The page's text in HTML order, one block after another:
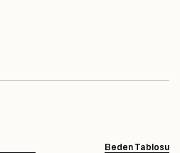
Beden Tablosu